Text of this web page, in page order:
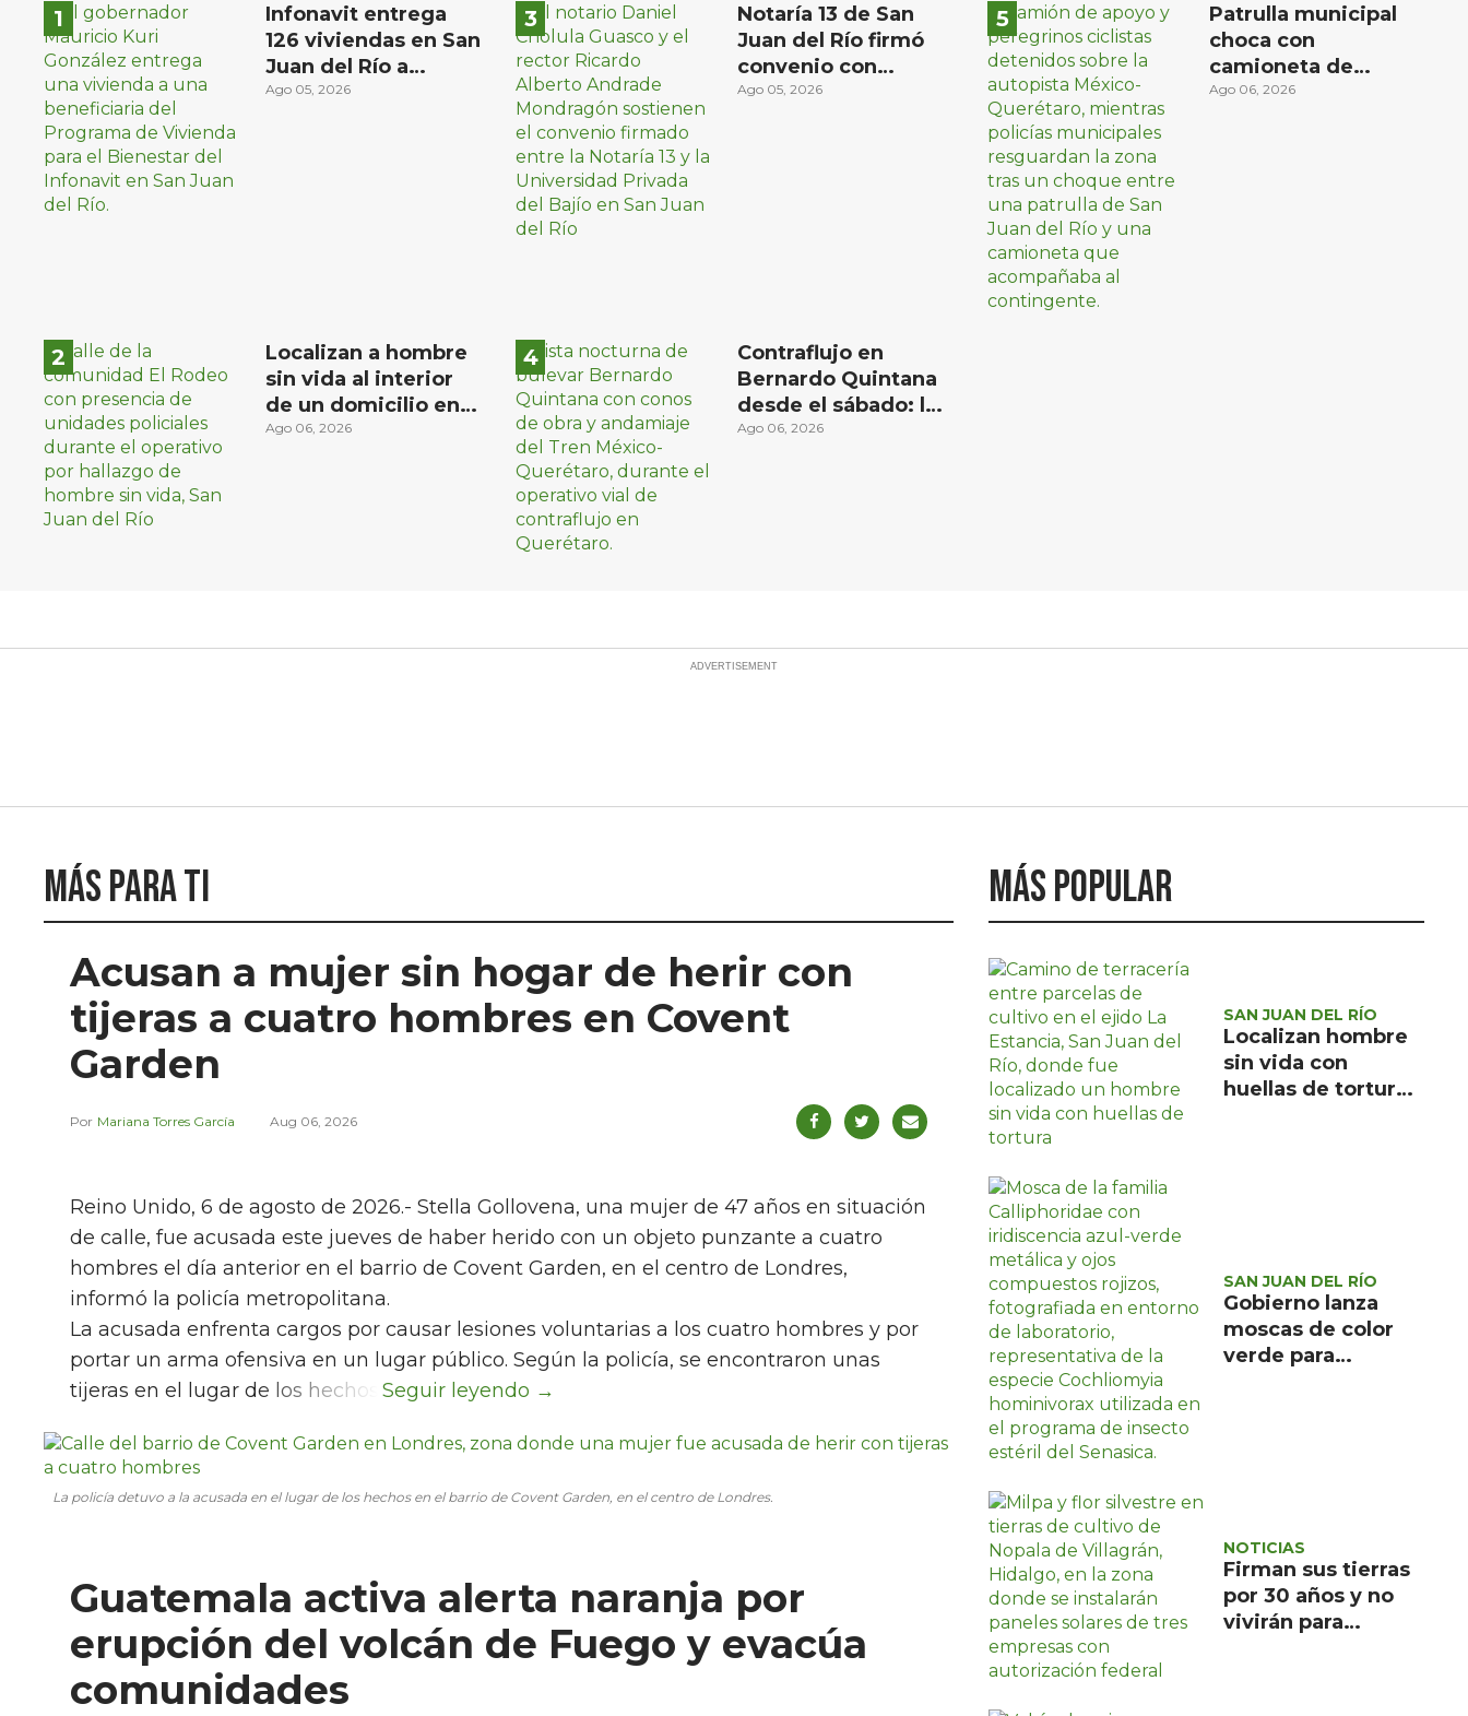
Infonavit entrega
126 viviendas en San
Juan del Río a
familias de bajos
Ago 05, 2026
Localizan a hombre
sin vida al interior
de un domicilio en
la comunidad El
Ago 06, 2026
Notaría 13 de San
Juan del Río firmó
convenio con
Universidad Privada
Ago 05, 2026
Contraflujo en
Bernardo Quintana
desde el sábado: la
etapa más compleja
Ago 06, 2026
Patrulla municipal
choca con
camioneta de
peregrinos ciclistas
Ago 06, 2026
Más para ti
Acusan a mujer sin hogar de herir con
tijeras a cuatro hombres en Covent
Garden
Mariana Torres García Aug 06, 2026
La policía detuvo a la acusada en el lugar de los hechos en el barrio de Covent Garden, en el centro de Londres.
Reino Unido, 6 de agosto de 2026.- Stella Gollovena, una mujer de 47 años en situación
de calle, fue acusada este jueves de haber herido con un objeto punzante a cuatro
hombres el día anterior en el barrio de Covent Garden, en el centro de Londres,
informó la policía metropolitana.
La acusada enfrenta cargos por causar lesiones voluntarias a los cuatro hombres y por
portar un arma ofensiva en un lugar público. Según la policía, se encontraron unas
tijeras en el lugar de los hechos.
Más popular
SAN JUAN DEL RÍO
Localizan hombre
sin vida con
huellas de tortura
SAN JUAN DEL RÍO
Gobierno lanza
moscas de color
verde para
NOTICIAS
Firman sus tierras
por 30 años y no
vivirán para
Guatemala activa alerta naranja por
erupción del volcán de Fuego y evacúa
comunidades